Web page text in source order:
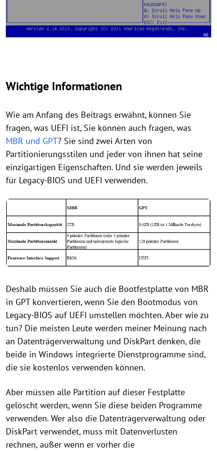
Wichtige Informationen
Wie am Anfang des Beitrags erwähnt, können Sie
fragen, was UEFI ist, Sie können auch fragen, was
MBR und GPT? Sie sind zwei Arten von
Partitionierungsstilen und jeder von ihnen hat seine
einzigartigen Eigenschaften. Und sie werden jeweils
für Legacy-BIOS und UEFI verwenden.
Deshalb müssen Sie auch die Bootfestplatte von MBR
in GPT konvertieren, wenn Sie den Bootmodus von
Legacy-BIOS auf UEFI umstellen möchten. Aber wie zu
tun? Die meisten Leute werden meiner Meinung nach
an Datenträgerverwaltung und DiskPart denken, die
beide in Windows integrierte Dienstprogramme sind,
die sie kostenlos verwenden können.
Aber müssen alle Partition auf dieser Festplatte
gelöscht werden, wenn Sie diese beiden Programme
verwenden. Wer also die Datenträgerverwaltung oder
DiskPart verwendet, muss mit Datenverlusten
rechnen, außer wenn er vorher die